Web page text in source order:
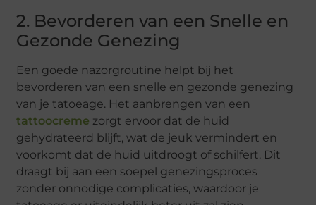
2. Bevorderen van een Snelle en
Gezonde Genezing
Een goede nazorgroutine helpt bij het
bevorderen van een snelle en gezonde genezing
van je tatoeage. Het aanbrengen van een
tattoocreme zorgt ervoor dat de huid
gehydrateerd blijft, wat de jeuk vermindert en
voorkomt dat de huid uitdroogt of schilfert. Dit
draagt bij aan een soepel genezingsproces
zonder onnodige complicaties, waardoor je